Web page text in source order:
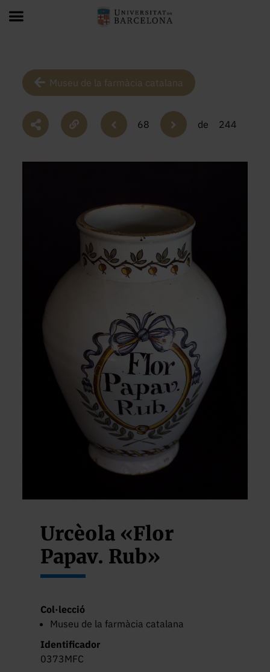
Museu de la farmàcia catalana
68 de 244
Urcèola «Flor
Papav. Rub»
Col·lecció
Museu de la farmàcia catalana
Identificador
0373MFC